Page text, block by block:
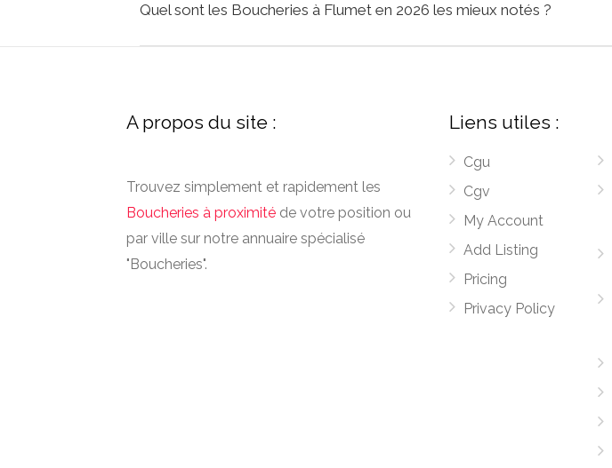
Quel sont les Boucheries à Flumet en 2026 les mieux notés ?
A propos du site :
Trouvez simplement et rapidement les
Boucheries à proximité de votre position ou
par ville sur notre annuaire spécialisé
"Boucheries".
Liens utiles :
Cgu
Cgv
My Account
Add Listing
Pricing
Privacy Policy